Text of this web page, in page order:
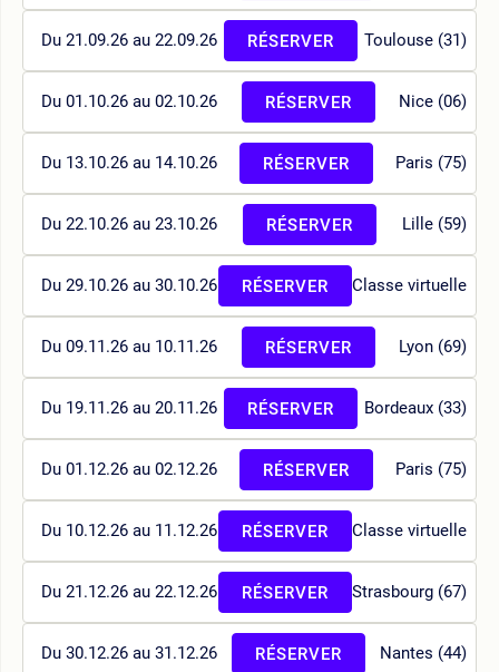
Du 21.09.26 au 22.09.26 Toulouse (31)
RÉSERVER
Du 01.10.26 au 02.10.26 Nice (06)
RÉSERVER
Du 13.10.26 au 14.10.26 Paris (75)
RÉSERVER
Du 22.10.26 au 23.10.26 Lille (59)
RÉSERVER
Du 29.10.26 au 30.10.26 Classe virtuelle
RÉSERVER
Du 09.11.26 au 10.11.26 Lyon (69)
RÉSERVER
Du 19.11.26 au 20.11.26 Bordeaux (33)
RÉSERVER
Du 01.12.26 au 02.12.26 Paris (75)
RÉSERVER
Du 10.12.26 au 11.12.26 Classe virtuelle
RÉSERVER
Du 21.12.26 au 22.12.26 Strasbourg (67)
RÉSERVER
Du 30.12.26 au 31.12.26 Nantes (44)
RÉSERVER